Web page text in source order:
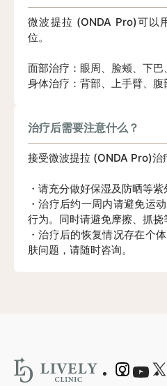
微波提拉 (ONDA Pro)可以
位。
面部治疗：眼周、脸颊、下巴
身体治疗：背部、上手臂、
治疗后需要注意什么？
接受微波提拉 (ONDA Pro)治
・请充分做好保湿及防晒等紫
・治疗后约一周内请避免运
行为。同时请避免摩擦、抓挠
・治疗后的恢复情况存在个
肤问题，请随时咨询。